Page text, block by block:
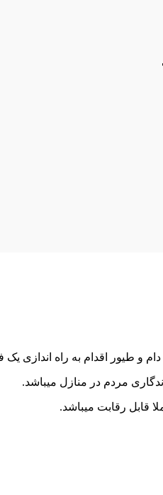
و طیور اقدام به راه اندازی
مردم در منازل میباشد.
قابل رقابت میباشد.